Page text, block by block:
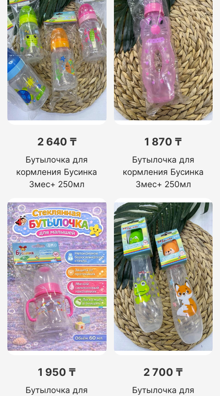
2 640 ₸
Бутылочка для
кормления Бусинка
3мес+ 250мл
1 870 ₸
Бутылочка для
кормления Бусинка
3мес+ 250мл
1 950 ₸
Бутылочка для
2 700 ₸
Бутылочка для